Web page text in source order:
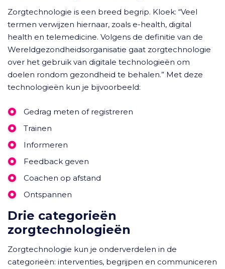
Zorgtechnologie is een breed begrip. Kloek: “Veel
termen verwijzen hiernaar, zoals e-health, digital
health en telemedicine. Volgens de definitie van de
Wereldgezondheidsorganisatie gaat zorgtechnologie
over het gebruik van digitale technologieën om
doelen rondom gezondheid te behalen.” Met deze
technologieën kun je bijvoorbeeld:
Gedrag meten of registreren
Trainen
Informeren
Feedback geven
Coachen op afstand
Ontspannen
Drie categorieën
zorgtechnologieën
Zorgtechnologie kun je onderverdelen in de
categorieën: interventies, begrijpen en communiceren